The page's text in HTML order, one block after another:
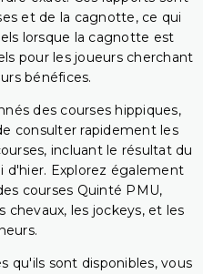
et de la cagnotte, ce qui
lorsque la cagnotte est
pour les joueurs cherchant
bénéfices.
des courses hippiques,
consulter rapidement les
incluant le résultat du
d'hier. Explorez également
courses Quinté PMU,
chevaux, les jockeys, et les
qu'ils sont disponibles, vous